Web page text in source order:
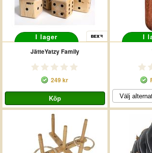
I lager
JätteYatzy Family
249 kr
I